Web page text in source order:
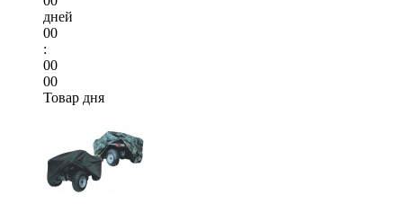
дней
00
:
00
00
Товар дня